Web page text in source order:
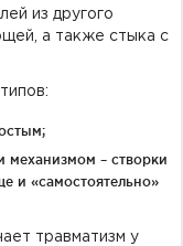
из другого
а также стыка с
– створки
и «самостоятельно»
травматизм у